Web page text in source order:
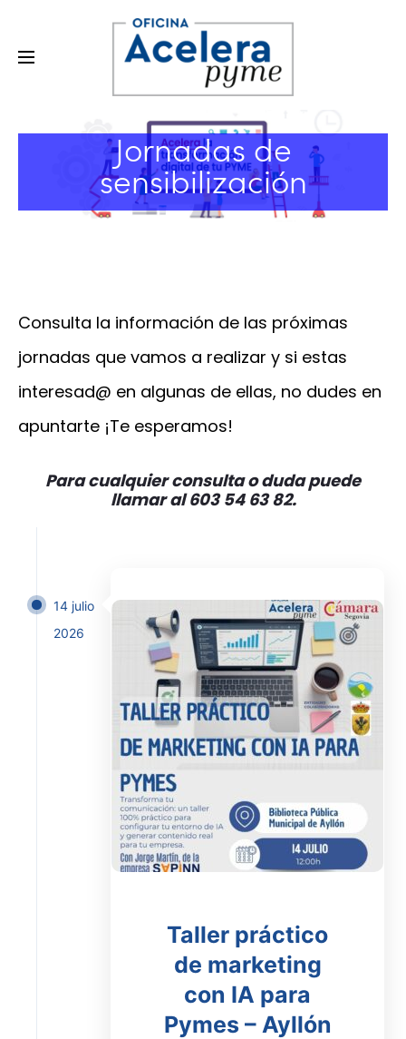
Jornadas de
sensibilización
Consulta la información de las próximas
jornadas que vamos a realizar y si estas
interesad@ en algunas de ellas, no dudes en
apuntarte ¡Te esperamos!
Para cualquier consulta o duda puede
llamar al 603 54 63 82.
14 julio
2026
Taller práctico
de marketing
con IA para
Pymes – Ayllón